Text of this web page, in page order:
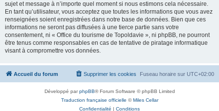
sujet et message à n’importe quel moment si nous estimons cela nécessaire.
En tant qu’utilisateur, vous acceptez que toutes les informations que vous avez
renseignées soient enregistrées dans notre base de données. Bien que ces
informations ne seront pas diffusées à une tierce partie sans votre
consentement, ni « Office du tourisme de Topoldavie », ni phpBB, ne pourront
être tenus comme responsables en cas de tentative de piratage informatique
visant à compromettre vos données.
Accueil du forum Fuseau horaire sur UTC+02:00
Supprimer les cookies
Développé parphpBB® Forum Software © phpBB Limited
Traduction française officielle ©Miles Cellar
Confidentialité | Conditions